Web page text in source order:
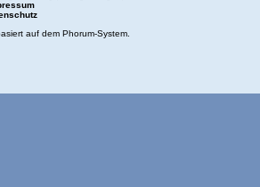
auf dem Phorum-System.